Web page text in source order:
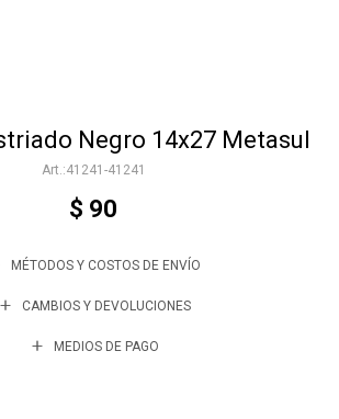
Negro 14x27 Metasul
41241-41241
$ 90
MÉTODOS Y COSTOS DE ENVÍO
CAMBIOS Y DEVOLUCIONES
MEDIOS DE PAGO